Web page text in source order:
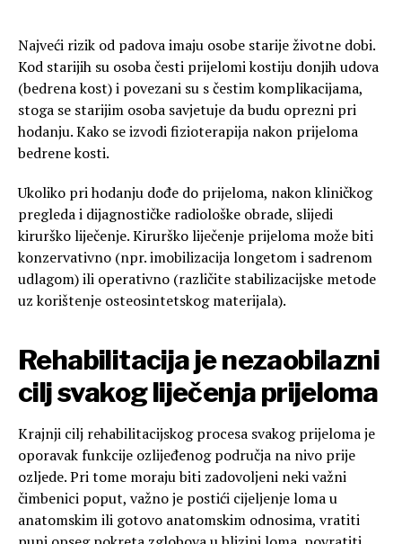
Najveći rizik od padova imaju osobe starije životne dobi.
Kod starijih su osoba česti prijelomi kostiju donjih udova
(bedrena kost) i povezani su s čestim komplikacijama,
stoga se starijim osoba savjetuje da budu oprezni pri
hodanju. Kako se izvodi fizioterapija nakon prijeloma
bedrene kosti.
Ukoliko pri hodanju dođe do prijeloma, nakon kliničkog
pregleda i dijagnostičke radiološke obrade, slijedi
kirurško liječenje. Kirurško liječenje prijeloma može biti
konzervativno (npr. imobilizacija longetom i sadrenom
udlagom) ili operativno (različite stabilizacijske metode
uz korištenje osteosintetskog materijala).
Rehabilitacija je nezaobilazni
cilj svakog liječenja prijeloma
Krajnji cilj rehabilitacijskog procesa svakog prijeloma je
oporavak funkcije ozlijeđenog područja na nivo prije
ozljede. Pri tome moraju biti zadovoljeni neki važni
čimbenici poput, važno je postići cijeljenje loma u
anatomskim ili gotovo anatomskim odnosima, vratiti